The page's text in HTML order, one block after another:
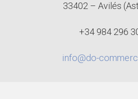
33402 – Avilés
+34 984 296
info@do-